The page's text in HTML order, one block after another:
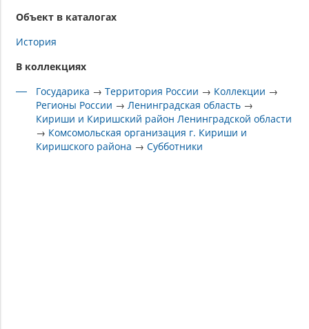
Объект в каталогах
История
В коллекциях
Государика →Территория России → Коллекции →
Регионы России →Ленинградская область →
Кириши и Киришский район Ленинградской области
→ Комсомольская организация г. Кириши и
Киришского района →Субботники